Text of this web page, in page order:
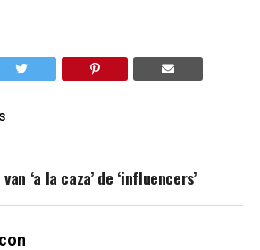
‘a la caza’ de ‘influencers’